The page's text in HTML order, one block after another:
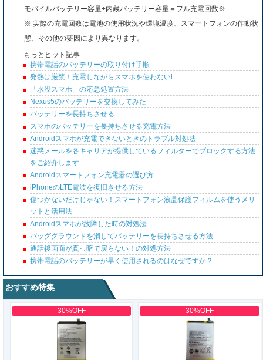
モバイルバッテリー容量÷内蔵バッテリー容量＝フル充電回数※
※ 実際の充電回数は電池の使用状況や環境温度、スマートフォンの作動状
態、その他の要因により異なります。
もっとヒット記事
携帯電話のバッテリーの取り付け手順
発熱は厳禁！充電しながらスマホを使わないl
「水没スマホ」の応急処置方法
Nexus5のバッテリーを交換してみた
バッテリーを長持ちさせる
スマホのバッテリーを長持ちさせる充電方法
Androidスマホが充電できないときのトラブル対処法
迷惑メールを各キャリアが提供しているフィルターでブロックする方法
をご紹介します
Androidスマートフォン充電器の選び方
iPhoneのLTE電波を復旧させる方法
傷つかないだけじゃない！スマートフォン液晶保護フィルムを使うメリ
ットと活用法
Androidスマホが故障した時の対処法
バッググラウンドを消してバッテリーを長持ちさせる方法
通話後画面が真っ暗で戻らない！の対処方法
携帯電話のバッテリーが早く使用されるのはなぜですか？
おすすめ特集
30%OFF 30%OFF